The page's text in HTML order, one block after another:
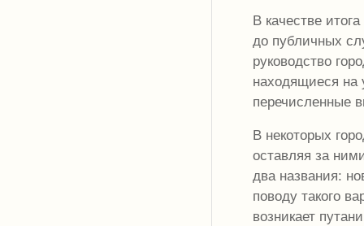
В качестве
до публичных
руководство
находящиеся
перечисленные
В некоторых
оставляя за
два названия:
поводу такого
возникает